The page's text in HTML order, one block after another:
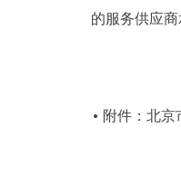
的服务供应
附件：北京